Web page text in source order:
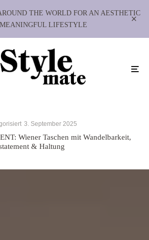
THE WORLD FOR AN AESTHETIC
LIFESTYLE
3. September 2025
Wiener Taschen mit Wandelbarkeit,
& Haltung